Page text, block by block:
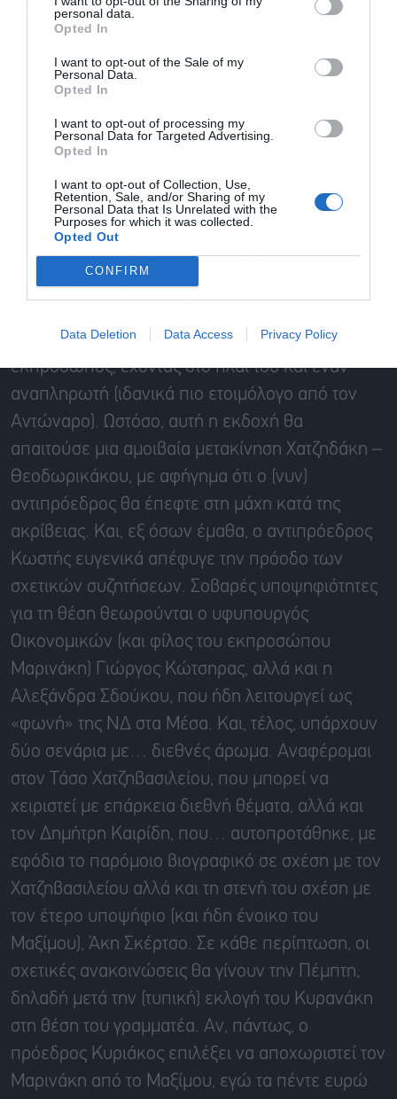
personal data.
Opted In
I want to opt-out of the Sale of my
Personal Data.
Opted In
I want to opt-out of processing my
Personal Data for Targeted Advertising.
Opted In
I want to opt-out of Collection, Use,
Retention, Sale, and/or Sharing of my
Personal Data that Is Unrelated with the
Purposes for which it was collected.
Opted Out
CONFIRM
Data Deletion Data Access Privacy Policy
επόμενο πρόσωπο που θα τρέχει τα briefings
και την επικοινωνία με τα Μέσα. Γυρίζοντας στην
πιάτσα, μάζεψα σενάρια για όλα τα γούστα.
Αρχικά στο τραπέζι έπεσε η «επανάληψη του
2023», με τον φίλο μου τον Άκη Σκέρτσο να
αναλαμβάνει εκπρόσωπος, όπως είχε κάνει και
τώρα εκτίθεται στον σταυρό. Παραμένοντας στα
remakes, οι κεραίες μου έπιασαν το σενάριο ο
Τάκης Θεοδωρικάκος να ακολουθήσει τα βήματα
του Θόδωρου Ρουσόπουλου, που υπήρξε
αυξημένες αρμοδιότητες) και κυβερνητικός
εκπρόσωπος, έχοντας στο πλάι του και έναν
αναπληρωτή (ιδανικά πιο ετοιμόλογο από τον
Αντώναρο). Ωστόσο, αυτή η εκδοχή θα
απαιτούσε μια αμοιβαία μετακίνηση Χατζηδάκη –
Θεοδωρικάκου, με αφήγημα ότι ο (νυν)
αντιπρόεδρος θα έπεφτε στη μάχη κατά της
ακρίβειας. Και, εξ όσων έμαθα, ο αντιπρόεδρος
Κωστής ευγενικά απέφυγε την πρόοδο των
σχετικών συζητήσεων. Σοβαρές υποψηφιότητες
για τη θέση θεωρούνται ο υφυπουργός
Οικονομικών (και φίλος του εκπροσώπου
Μαρινάκη) Γιώργος Κώτσηρας, αλλά και η
Αλεξάνδρα Σδούκου, που ήδη λειτουργεί ως
«φωνή» της ΝΔ στα Μέσα. Και, τέλος, υπάρχουν
δύο σενάρια με… διεθνές άρωμα. Αναφέρομαι
στον Τάσο Χατζηβασιλείου, που μπορεί να
χειριστεί με επάρκεια διεθνή θέματα, αλλά και
τον Δημήτρη Καιρίδη, που… αυτοπροτάθηκε, με
εφόδια το παρόμοιο βιογραφικό σε σχέση με τον
Χατζηβασιλείου αλλά και τη στενή του σχέση με
τον έτερο υποψήφιο (και ήδη ένοικο του
Μαξίμου), Άκη Σκέρτσο. Σε κάθε περίπτωση, οι
σχετικές ανακοινώσεις θα γίνουν την Πέμπτη,
δηλαδή μετά την (τυπική) εκλογή του Κυρανάκη
στη θέση του γραμματέα. Αν, πάντως, ο
πρόεδρος Κυριάκος επιλέξει να αποχωριστεί τον
Μαρινάκη από το Μαξίμου, εγώ τα πέντε ευρώ
Αποδέχομαι τους